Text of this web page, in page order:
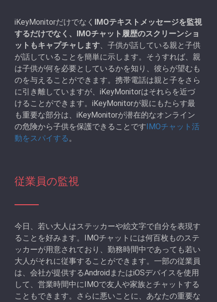
iKeyMonitorだけでなく IMOテキストメッセージを監視
するだけでなく、IMOチャット履歴のスクリーンショ
ットもキャプチャします 、子供が話している親と子供
が話していることを簡単に示します。そうすれば、親
は子供が何を必要としているかを知り、彼らが望むも
のを与えることができます。携帯電話は親と子をさら
に引き離していますが、iKeyMonitorはそれらを近づ
けることができます。iKeyMonitorが親にもたらす最
も重要な部分は、iKeyMonitorが潜在的なオンライン
の危険から子供を保護できることですIMOチャット活
動をスパイする 。
従業員の監視
今日、若い大人はステッカーや絵文字で自分を表現す
ることを好みます。IMOチャットには何百枚ものステ
ッカーが用意されており、勤務時間中であっても若い
大人がそれに従事することができます。一部の従業員
は、会社が提供するAndroidまたはiOSデバイスを使用
して、営業時間中にIMOで友人や家族とチャットする
こともできます。さらに悪いことに、あなたの重要な